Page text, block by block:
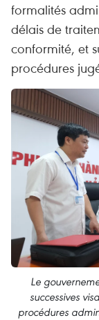
formalités
délais de
conformité, et
procédures
Le
successives
procédures